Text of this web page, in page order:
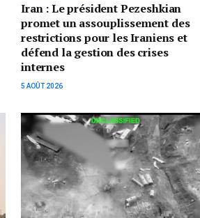
Iran : Le président Pezeshkian
promet un assouplissement des
restrictions pour les Iraniens et
défend la gestion des crises
internes
5 AOÛT 2026